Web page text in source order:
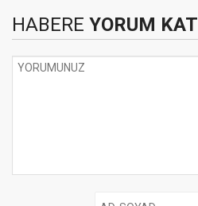
HABERE YORUM KAT